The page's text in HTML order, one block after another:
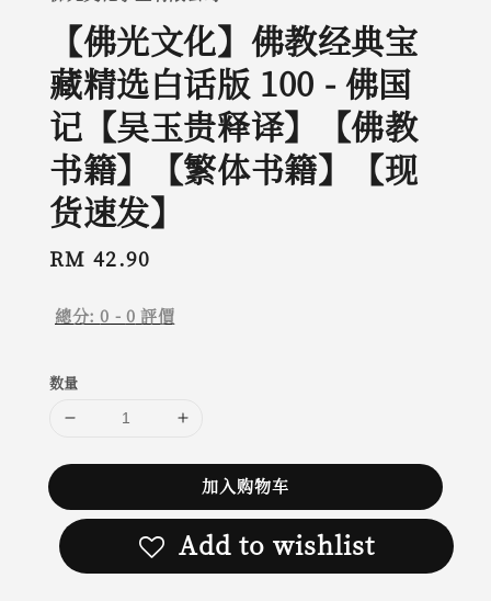
【佛光文化】佛教经典宝
藏精选白话版 100 - 佛国
记【吴玉贵释译】【佛教
书籍】【繁体书籍】【现
货速发】
Regular
RM 42.90
總分:0 - 0 評價
数量
加入购物车
Add to wishlist